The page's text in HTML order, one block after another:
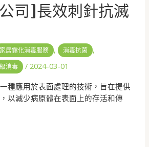
司]長效刺針抗滅
家居霧化消毒服務 , 消毒抗菌 ,
消毒 / 2024-03-01
種應用於表面處理的技術，旨在提供
以減少病原體在表面上的存活和傳